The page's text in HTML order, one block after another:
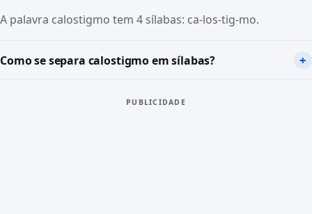
A palavra calostigmo tem 4 sílabas: ca-los-tig-mo.
Como se separa calostigmo em sílabas?
PUBLICIDADE